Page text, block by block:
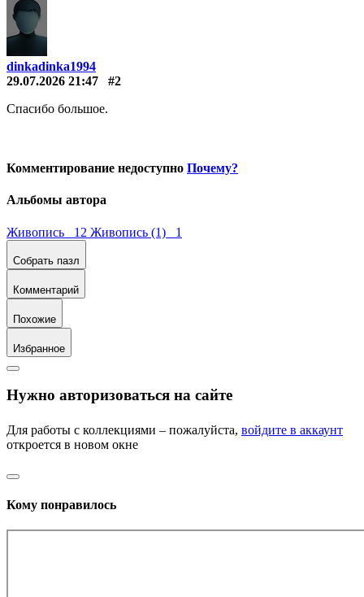
dinkadinka1994
29.07.2026 21:47
#2
Спасибо большое.
Комментирование недоступно Почему?
Альбомы автора
Живопись 12 Живопись (1) 1
Собрать пазл
Комментарий
Похожие
Избранное
Нужно авторизоваться на сайте
Для работы с коллекциями – пожалуйста, войдите в аккаунт
откроется в новом окне
Кому понравилось